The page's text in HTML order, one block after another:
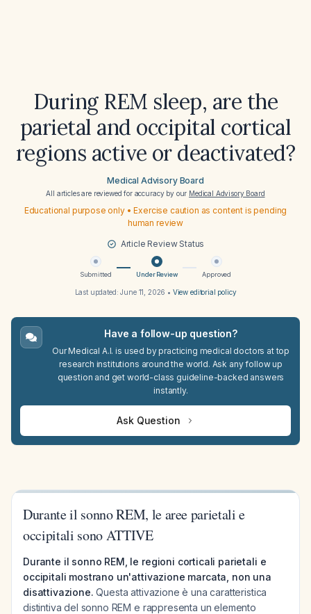
During REM sleep, are the
parietal and occipital cortical
regions active or deactivated?
Medical Advisory Board
All articles are reviewed for accuracy by our Medical Advisory Board
Educational purpose only • Exercise caution as content is pending
human review
Article Review Status
Submitted Under Review Approved
Last updated:June 11, 2026 • View editorial policy
Have a follow-up question?
Our Medical A.I. is used by practicing medical doctors at top
research institutions around the world. Ask any follow up
question and get world-class guideline-backed answers
instantly.
Ask Question
Durante il sonno REM, le aree parietali e
occipitali sono ATTIVE
Durante il sonno REM, le regioni corticali parietali e
occipitali mostrano un'attivazione marcata, non una
disattivazione. Questa attivazione è una caratteristica
distintiva del sonno REM e rappresenta un elemento